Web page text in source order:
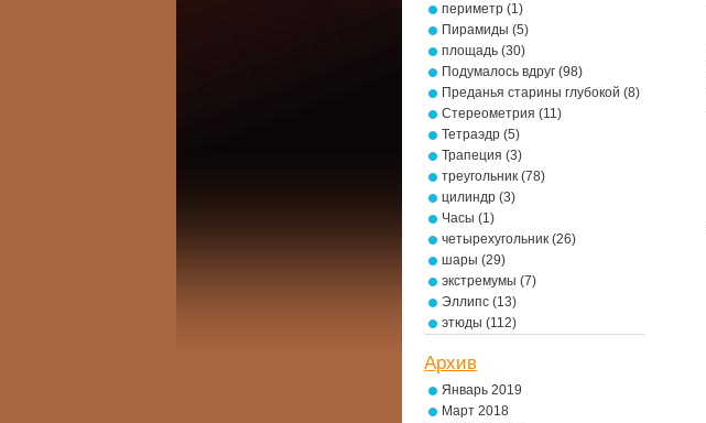
периметр (1)
Пирамиды (5)
площадь (30)
Подумалось вдруг (98)
Преданья старины глубокой (8)
Стереометрия (11)
Тетраэдр (5)
Трапеция (3)
треугольник (78)
цилиндр (3)
Часы (1)
четырехугольник (26)
шары (29)
экстремумы (7)
Эллипс (13)
этюды (112)
Архив
Январь 2019
Март 2018